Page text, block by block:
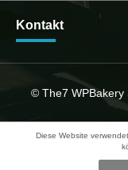
Kontakt
© The7 WPBakery
Diese Website